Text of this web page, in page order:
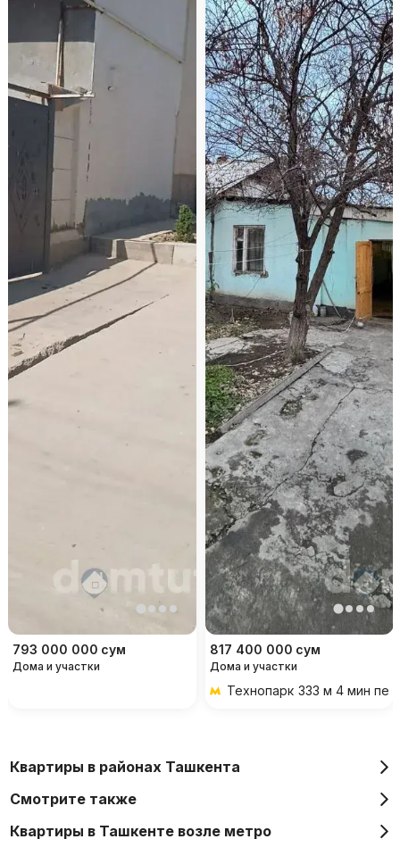
793 000 000 сум
Дома и участки
817 400 000 сум
Дома и участки
Технопарк 333 м 4 мин
Квартиры в районах Ташкента
Смотрите также
Квартиры в Ташкенте возле метро